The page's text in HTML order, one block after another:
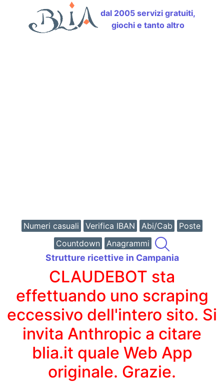
dal 2005 servizi gratuiti,
giochi e tanto altro
Numeri casuali Verifica IBAN Abi/Cab
Poste
Countdown
Anagrammi
Strutture ricettive in Campania
CLAUDEBOT sta
effettuando uno scraping
eccessivo dell'intero sito. Si
invita Anthropic a citare
blia.it quale Web App
originale. Grazie.